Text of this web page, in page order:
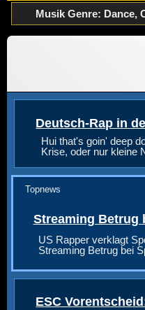
Musik Genre: Dance,
Deutsch-Rap in
Hui that's goin' deep
Krise, oder nur kleine
Topnews
Streaming Betrug
US Rapper verklagt
Streaming Betrug bei
ESC